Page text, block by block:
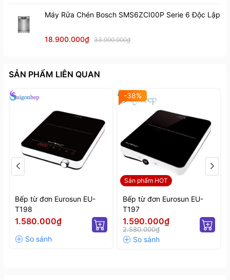
Máy Rửa Chén Bosch SMS6ZCI00P Serie 6 Độc Lập
18.900.000₫ 33.990.000₫
SẢN PHẨM LIÊN QUAN
Bếp từ đơn Eurosun EU-
T198
1.580.000₫
Sản phẩm HOT
-38%
Bếp từ đơn Eurosun EU-
T197
1.590.000₫
2.580.000₫